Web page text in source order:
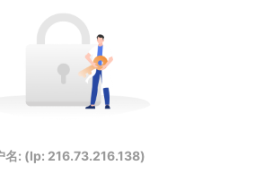
名: (Ip: 216.73.216.138)